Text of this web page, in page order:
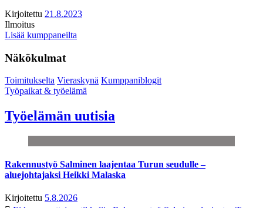
Kirjoitettu 21.8.2023
Ilmoitus
Lisää kumppaneilta
Näkökulmat
Toimitukselta Vieraskynä Kumppaniblogit
Työpaikat & työelämä
Työelämän uutisia
Rakennustyö Salminen laajentaa Turun seudulle –
aluejohtajaksi Heikki Malaska
Kirjoitettu 5.8.2026